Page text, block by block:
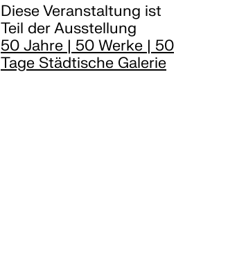
Diese Veranstaltung ist
Teil der Ausstellung
50 Jahre | 50 Werke | 50
Tage Städtische Galerie